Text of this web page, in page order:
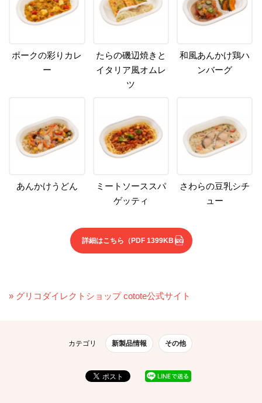
ポークの彩りカレ
ー
たらの磯辺焼きと
イタリア風オムレ
ツ
和風あんかけ鶏ハ
ンバーグ
あんかけうどん
ミートソーススパ
ゲッティ
さわらの豆乳シチ
ュー
詳細はこちら （PDF 1399KB）
» グリコダイレクトショップ cotote公式サイト
カテゴリ 新製品情報 その他